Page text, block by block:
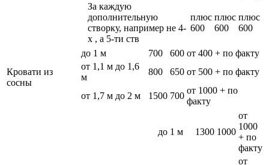
За каждую
дополнительную
створку, например не 4-
х , а 5-ти ств
плюс
600
плюс
600
плюс
600
Кровати из
сосны
до 1 м 700 600 от 400 + по факту
от 1,1 м до 1,6
м
800 650 от 500 + по факту
от 1,7 м до 2 м 1500 700
от 1000 + по
факту
до 1 м 1300 1000
от
1000
+ по
факту
от